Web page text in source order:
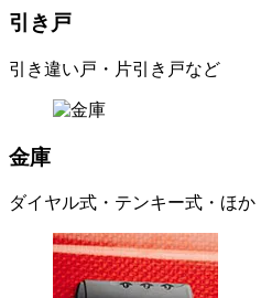
引き戸
引き違い戸・片引き戸など
金庫
ダイヤル式・テンキー式・ほか